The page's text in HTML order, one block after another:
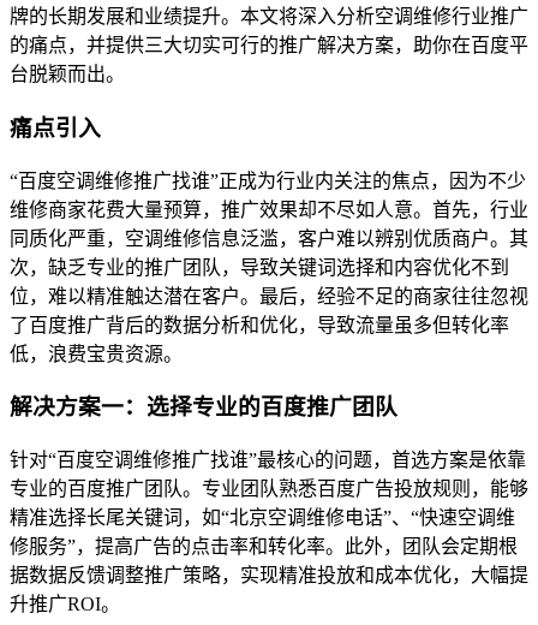
牌的长期发展和业绩提升。本文将深入分析空调维修行业推广
的痛点，并提供三大切实可行的推广解决方案，助你在百度平
台脱颖而出。
痛点引入
“百度空调维修推广找谁”正成为行业内关注的焦点，因为不少
维修商家花费大量预算，推广效果却不尽如人意。首先，行业
同质化严重，空调维修信息泛滥，客户难以辨别优质商户。其
次，缺乏专业的推广团队，导致关键词选择和内容优化不到
位，难以精准触达潜在客户。最后，经验不足的商家往往忽视
了百度推广背后的数据分析和优化，导致流量虽多但转化率
低，浪费宝贵资源。
解决方案一：选择专业的百度推广团队
针对“百度空调维修推广找谁”最核心的问题，首选方案是依靠
专业的百度推广团队。专业团队熟悉百度广告投放规则，能够
精准选择长尾关键词，如“北京空调维修电话”、“快速空调维
修服务”，提高广告的点击率和转化率。此外，团队会定期根
据数据反馈调整推广策略，实现精准投放和成本优化，大幅提
升推广ROI。